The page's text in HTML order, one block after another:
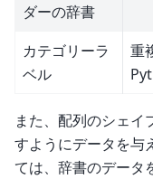
ダーの辞書
カテゴリーラ
ベル
重
また、配列のシェイ
すようにデータを与
ては、辞書のデータ